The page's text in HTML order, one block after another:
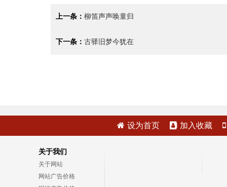
上一条： 柳笛声声唤童归
下一条： 古驿旧梦今犹在
设为首页 加入收藏
关于我们
关于网站
网站广告价格